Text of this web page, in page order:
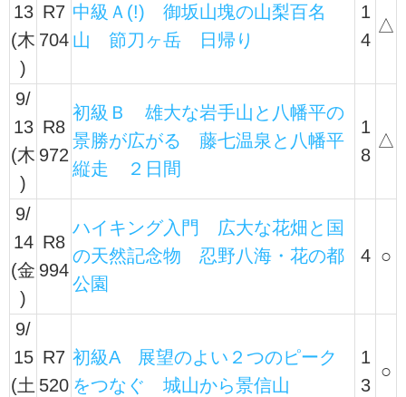
13
(木
)
R7
704
中級Ａ(!) 御坂山塊の山梨百名
山 節刀ヶ岳 日帰り
1
4
△
9/
13
(木
)
R8
972
初級Ｂ 雄大な岩手山と八幡平の
景勝が広がる 藤七温泉と八幡平
縦走 ２日間
1
8
△
9/
14
(金
)
R8
994
ハイキング入門 広大な花畑と国
の天然記念物 忍野八海・花の都
公園
4 ○
9/
15
(土
R7
520
初級A 展望のよい２つのピーク
をつなぐ 城山から景信山
1
3
○